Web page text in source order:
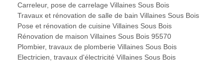
Carreleur, pose de carrelage Villaines Sous Bois
Travaux et rénovation de salle de bain Villaines Sous Bois
Pose et rénovation de cuisine Villaines Sous Bois
Rénovation de maison Villaines Sous Bois 95570
Plombier, travaux de plomberie Villaines Sous Bois
Electricien, travaux d'électricité Villaines Sous Bois